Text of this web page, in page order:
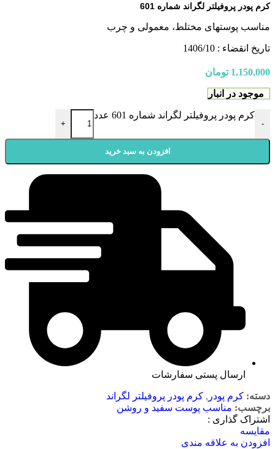
کرم پودر پروفیلتر لگراند شماره 601
مناسب پوستهای مختلط، معمولی و چرب
تاریخ انقضاء : 1406/10
1,150,000 تومان
موجود در انبار
-
کرم پودر پروفیلتر لگراند شماره 601 عدد
+
افزودن به سبد خرید
ارسال پستی سفارشات
دسته: کرم پودر , کرم پودر پروفیلتر لگراند
برچسب: مناسب پوست سفید و روشن
اشتراک گذاری :
مقایسه
افزودن به علاقه مندی